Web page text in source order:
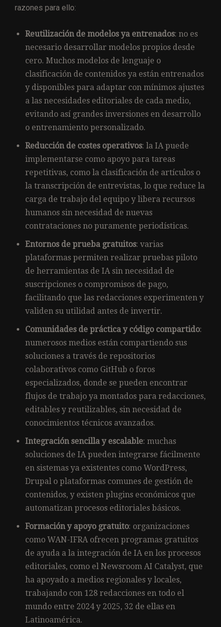
razones para ello:
Reutilización de modelos ya entrenados: no es
necesario desarrollar modelos propios desde
cero. Muchos modelos de lenguaje o
clasificación de contenidos ya están entrenados
y disponibles para adaptar con mínimos ajustes
a las necesidades editoriales de cada medio,
evitando así grandes inversiones en desarrollo
o entrenamiento personalizado.
Reducción de costes operativos: la IA puede
implementarse como apoyo para tareas
repetitivas, como la clasificación de artículos o
la transcripción de entrevistas, lo que reduce la
carga de trabajo del equipo y libera recursos
humanos sin necesidad de nuevas
contrataciones no puramente periodísticas.
Entornos de prueba gratuitos: varias
plataformas permiten realizar pruebas piloto
de herramientas de IA sin necesidad de
suscripciones o compromisos de pago,
facilitando que las redacciones experimenten y
validen su utilidad antes de invertir.
Comunidades de práctica y código compartido:
numerosos medios están compartiendo sus
soluciones a través de repositorios
colaborativos como GitHub o foros
especializados, donde se pueden encontrar
flujos de trabajo ya montados para redacciones,
editables y reutilizables, sin necesidad de
conocimientos técnicos avanzados.
Integración sencilla y escalable: muchas
soluciones de IA pueden integrarse fácilmente
en sistemas ya existentes como WordPress,
Drupal o plataformas comunes de gestión de
contenidos, y existen plugins económicos que
automatizan procesos editoriales básicos.
Formación y apoyo gratuito: organizaciones
como WAN-IFRA ofrecen programas gratuitos
de ayuda a la integración de IA en los procesos
editoriales, como el Newsroom AI Catalyst, que
ha apoyado a medios regionales y locales,
trabajando con 128 redacciones en todo el
mundo entre 2024 y 2025, 32 de ellas en
Latinoamérica.